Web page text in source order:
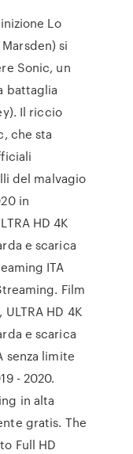
Lo
si
Sonic, un
battaglia
Il riccio
che sta
del malvagio
in
HD 4K
e scarica
ITA
Film
HD 4K
e scarica
senza limite
- 2020.
in alta
gratis. The
Full HD